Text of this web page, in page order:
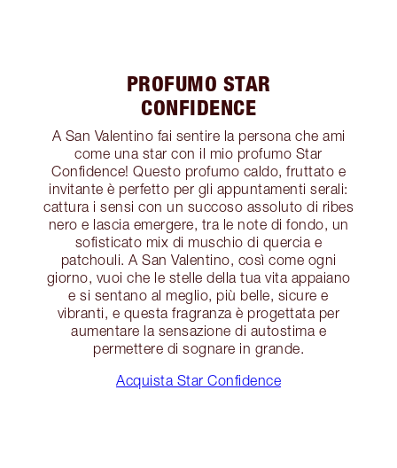
PROFUMO STAR
CONFIDENCE
A San Valentino fai sentire la persona che ami
come una star con il mio profumo Star
Confidence! Questo profumo caldo, fruttato e
invitante è perfetto per gli appuntamenti serali:
cattura i sensi con un succoso assoluto di ribes
nero e lascia emergere, tra le note di fondo, un
sofisticato mix di muschio di quercia e
patchouli. A San Valentino, così come ogni
giorno, vuoi che le stelle della tua vita appaiano
e si sentano al meglio, più belle, sicure e
vibranti, e questa fragranza è progettata per
aumentare la sensazione di autostima e
permettere di sognare in grande.
Acquista Star Confidence